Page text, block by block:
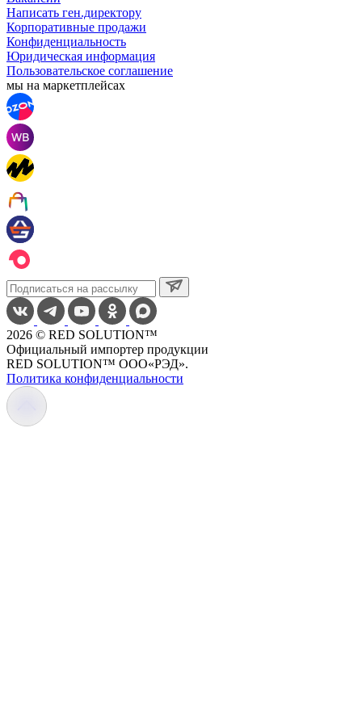
Написать ген.директору
Корпоративные продажи
Конфиденциальность
Юридическая информация
Пользовательское соглашение
мы на маркетплейсах
2026 © RED SOLUTION™
Официальный импортер продукции
RED SOLUTION™ OOO«РЭД».
Политика конфиденциальности